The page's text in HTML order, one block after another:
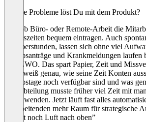
Welche Probleme löst Du mit dem Produkt?
Egal ob Büro- oder Remote-Arbeit die
Arbeitszeiten bequem eintragen. Auch
bei Überstunden, lassen sich ohne viel
Urlaubsanträge und Krankmeldungen
über ZWO. Das spart Papier, Zeit und
Team weiß genau, wie seine Zeit Konten
Urlaubstage noch verfügbar sind und was
HR-Abteilung musste früher viel Zeit mit
verschwenden. Jetzt läuft fast alles
Mitarbeitenden mehr Raum für strategische
“Da ist noch Luft nach oben”